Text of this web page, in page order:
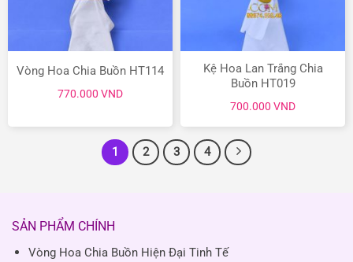
Vòng Hoa Chia Buồn HT114
770.000 VND
Kệ Hoa Lan Trắng Chia
Buồn HT019
700.000 VND
1 2 3 4
SẢN PHẨM CHÍNH
Vòng Hoa Chia Buồn Hiện Đại Tinh Tế